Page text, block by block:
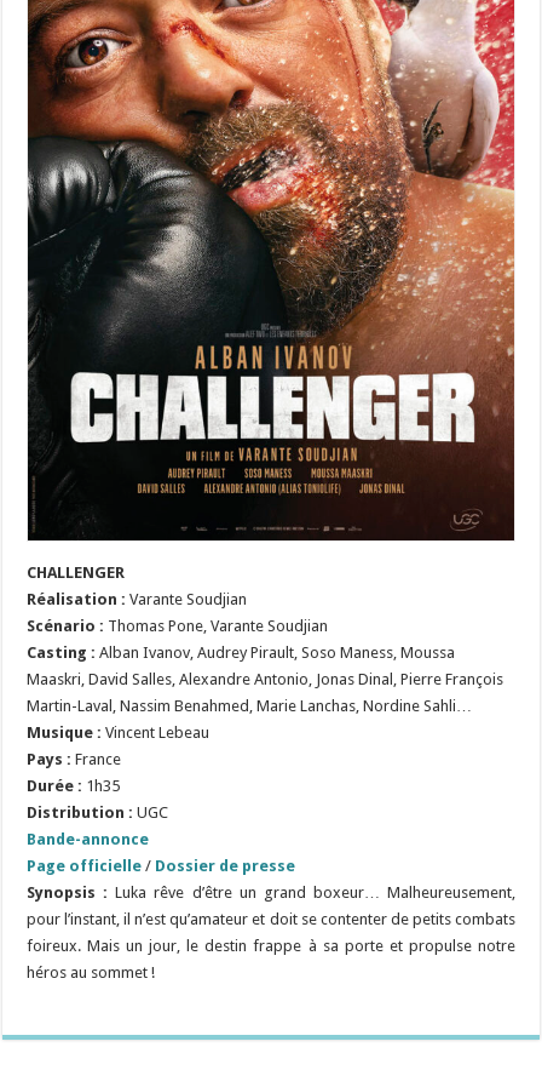
CHALLENGER
Réalisation :Varante Soudjian
Scénario: Thomas Pone, Varante Soudjian
Casting : Alban Ivanov, Audrey Pirault, Soso Maness, Moussa
Maaskri, David Salles, Alexandre Antonio, Jonas Dinal, Pierre François
Martin-Laval, Nassim Benahmed, Marie Lanchas, Nordine Sahli…
Musique : Vincent Lebeau
Pays : France
Durée : 1h35
Distribution : UGC
Bande-annonce
Page officielle / Dossier de presse
Synopsis :Luka rêve d’être un grand boxeur… Malheureusement,
pour l’instant, il n’est qu’amateur et doit se contenter de petits combats
foireux. Mais un jour, le destin frappe à sa porte et propulse notre
héros au sommet !